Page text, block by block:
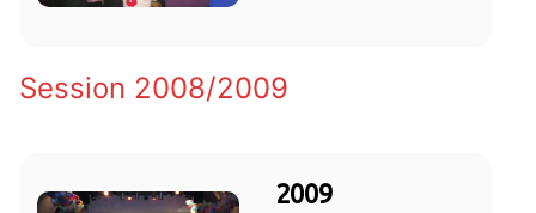
Session 2008/2009
2009